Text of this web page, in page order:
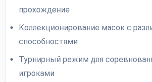
прохождение
Коллекционирование масок с
способностями
Турнирный режим для
игроками